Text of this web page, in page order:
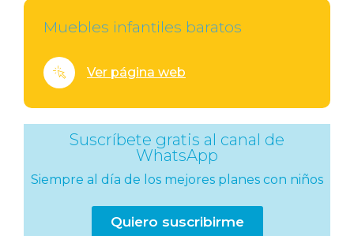
Muebles infantiles baratos
Ver página web
Suscríbete gratis al canal de
WhatsApp
Siempre al día de los mejores planes con niños
Quiero suscribirme